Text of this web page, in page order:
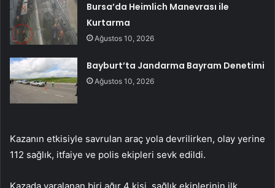
Bursa’da Heimlich Manevrası ile
Kurtarma
Ağustos 10, 2026
Bayburt’ta Jandarma Bayram Denetimi
Ağustos 10, 2026
Kazanın etkisiyle savrulan araç yola devrilirken, olay yerine
112 sağlık, itfaiye ve polis ekipleri sevk edildi.